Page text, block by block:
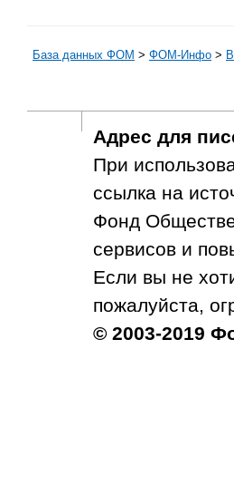
База данных ФОМ > ФOM-Инфо >
Адрес для
При
ссылка на
Фонд
сервисов и
Если вы не
пожалуйста,
© 2003-2019